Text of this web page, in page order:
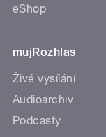
eShop
mujRozhlas
Živé vysílání
Audioarchiv
Podcasty